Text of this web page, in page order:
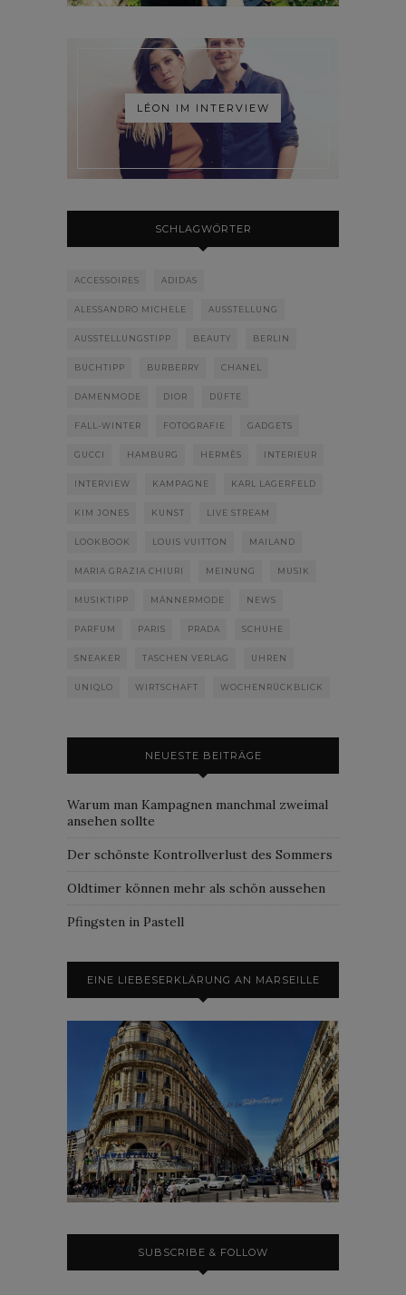
LÉON IM INTERVIEW
SCHLAGWÖRTER
ACCESSOIRES ADIDAS
ALESSANDRO MICHELE AUSSTELLUNG
AUSSTELLUNGSTIPP BEAUTY BERLIN
BUCHTIPP BURBERRY CHANEL
DAMENMODE DIOR DÜFTE
FALL-WINTER FOTOGRAFIE GADGETS
GUCCI HAMBURG HERMÈS INTERIEUR
INTERVIEW KAMPAGNE KARL LAGERFELD
KIM JONES KUNST LIVE STREAM
LOOKBOOK LOUIS VUITTON MAILAND
MARIA GRAZIA CHIURI MEINUNG MUSIK
MUSIKTIPP MÄNNERMODE NEWS
PARFUM PARIS PRADA SCHUHE
SNEAKER TASCHEN VERLAG UHREN
UNIQLO WIRTSCHAFT WOCHENRÜCKBLICK
NEUESTE BEITRÄGE
Warum man Kampagnen manchmal zweimal
ansehen sollte
Der schönste Kontrollverlust des Sommers
Oldtimer können mehr als schön aussehen
Pfingsten in Pastell
EINE LIEBESERKLÄRUNG AN MARSEILLE
SUBSCRIBE & FOLLOW